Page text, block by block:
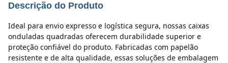
Descrição do Produto
Ideal para envio expresso e logística segura, nossas caixas
onduladas quadradas oferecem durabilidade superior e
proteção confiável do produto. Fabricadas com papelão
resistente e de alta qualidade, essas soluções de embalagem